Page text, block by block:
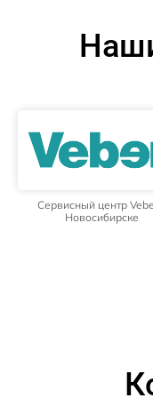
Сервисный центр
Новосибирске